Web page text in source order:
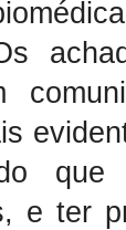
que
e ter